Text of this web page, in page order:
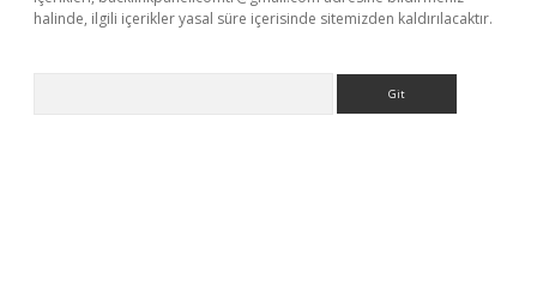
halinde, ilgili içerikler yasal süre içerisinde sitemizden kaldırılacaktır.